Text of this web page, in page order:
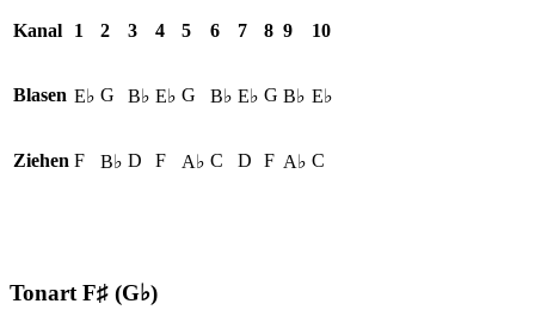
Kanal 1 2 3 4 5 6 7 8 9 10
Blasen E♭ G B♭ E♭ G B♭ E♭ G B♭ E♭
Ziehen F B♭ D F A♭ C D F A♭ C
Tonart F♯ (G♭)